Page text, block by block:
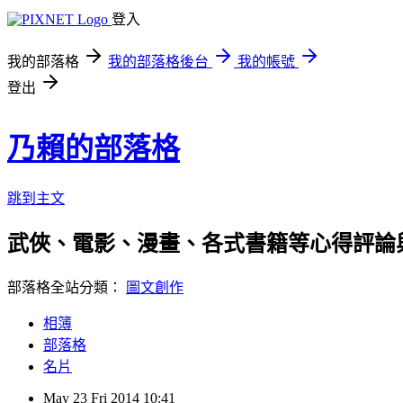
登入
我的部落格 我的部落格後台
我的帳號
登出
乃賴的部落格
跳到主文
武俠、電影、漫畫、各式書籍等心得評論
部落格全站分類： 圖文創作
相簿
部落格
名片
May 23 Fri 2014 10:41